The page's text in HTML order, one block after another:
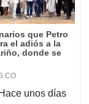
unos días